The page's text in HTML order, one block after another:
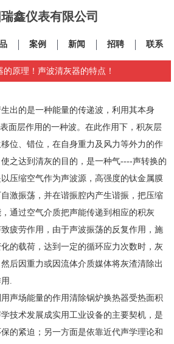
鑫仪表有限公司
案例 新闻 招聘 联系
的原理！声波清灰器的特点！
出的是一种能量的传递波，利用其本身
面层作用的一种波。在此作用下，积灰层
位、错位，在自身重力及风力等外力的作
之达到清灰的目的，是一种气----声转换的
压缩空气作为声波源，高强度的钛金属膜
激振荡，并在谐振腔内产生谐振，把压缩
通过空气介质把声能传递到相应的积灰
疲劳作用，由于声波振荡的反复作用，施
的载荷，达到一定的循环应力次数时，灰
后因重力或因流体介质媒体将灰渣清除出
.
声场能量的作用清除锅炉换热器受热面积
技术发展成实用工业设备的主要契机，是
的紧迫；另一方面是依靠近代声学理论和